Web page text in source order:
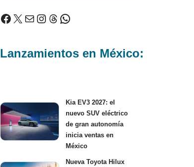
Lanzamientos en México:
Kia EV3 2027: el
nuevo SUV eléctrico
de gran autonomía
inicia ventas en
México
Nueva Toyota Hilux